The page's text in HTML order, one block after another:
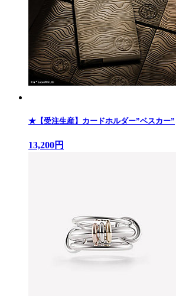
★【受注生産】カードホルダー”ベスカー”
13,200円